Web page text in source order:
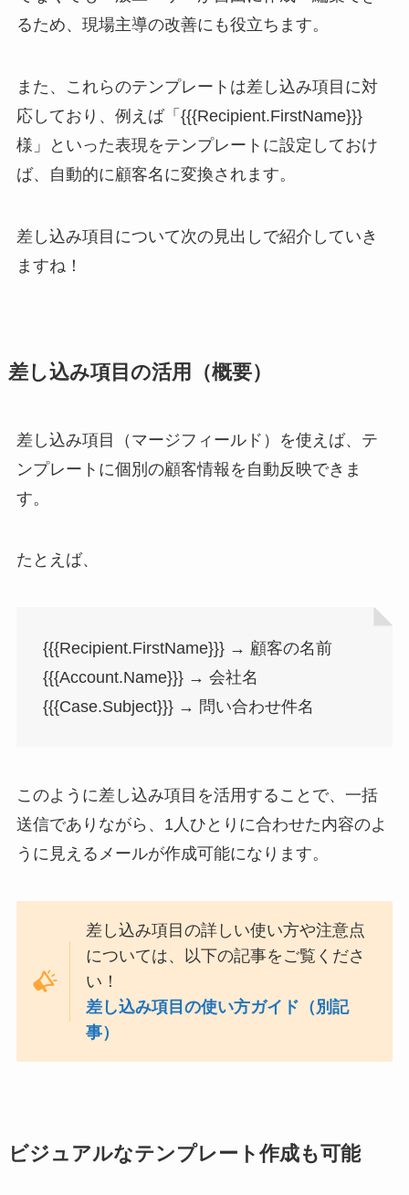
るため、現場主導の改善にも役立ちます。
また、これらのテンプレートは差し込み項目に対
応しており、例えば「{{{Recipient.FirstName}}}
様」といった表現をテンプレートに設定しておけ
ば、自動的に顧客名に変換されます。
差し込み項目について次の見出しで紹介していき
ますね！
差し込み項目の活用（概要）
差し込み項目（マージフィールド）を使えば、テ
ンプレートに個別の顧客情報を自動反映できま
す。
たとえば、
{{{Recipient.FirstName}}} → 顧客の名前
{{{Account.Name}}} → 会社名
{{{Case.Subject}}} → 問い合わせ件名
このように差し込み項目を活用することで、一括
送信でありながら、1人ひとりに合わせた内容のよ
うに見えるメールが作成可能になります。
差し込み項目の詳しい使い方や注意点
については、以下の記事をご覧くださ
い！
差し込み項目の使い方ガイド（別記
事）
ビジュアルなテンプレート作成も可能